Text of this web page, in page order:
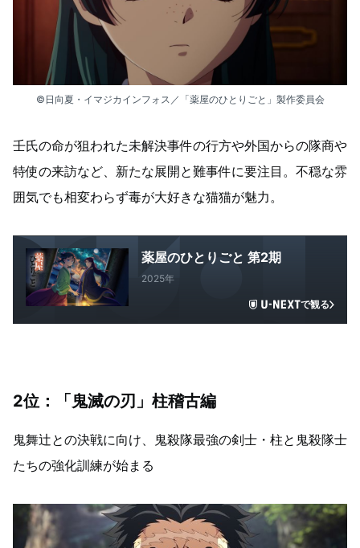
©日向夏・イマジカインフォス／「薬屋のひとりごと」製作委員会
壬氏の命が狙われた未解決事件の行方や外国からの隊商や
特使の来訪など、新たな展開と難事件に要注目。不穏な雰
囲気でも相変わらず毒が大好きな猫猫が魅力。
薬屋のひとりごと 第2期
2025年
で観る
2位：「鬼滅の刃」柱稽古編
鬼舞辻󠄀との決戦に向け、鬼殺隊最強の剣士・柱と鬼殺隊士
たちの強化訓練が始まる